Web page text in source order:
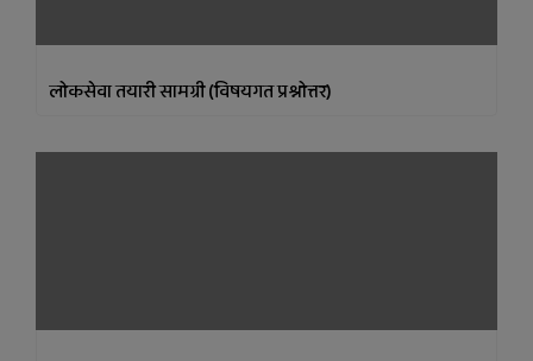
लोकसेवा तयारी सामग्री (विषयगत प्रश्नोत्तर)